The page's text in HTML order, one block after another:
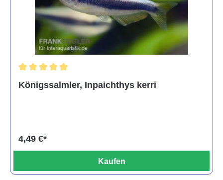
Königssalmler, Inpaichthys kerri
4,49 €*
Kaufen